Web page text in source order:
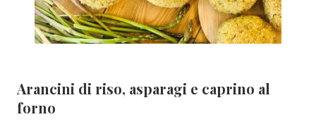
Arancini di riso, asparagi e caprino al
forno